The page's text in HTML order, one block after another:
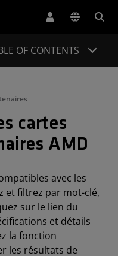
OF CONTENTS
cartes
AMD
avec les
et filtrez par mot-clé,
sur le lien du
et détails
la fonction
les résultats de